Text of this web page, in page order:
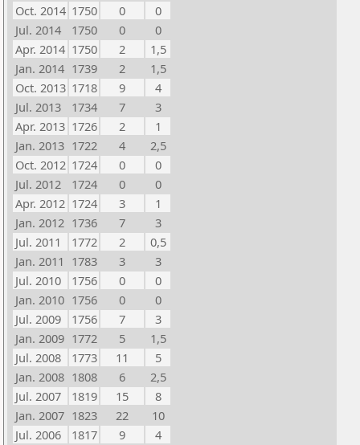
Oct. 2014 1750 0
0
Jul. 2014
1750 0
0
Apr. 2014 1750 2
1,5
Jan. 2014 1739 2
1,5
Oct. 2013 1718 9
4
Jul. 2013
1734 7
3
Apr. 2013 1726 2
1
Jan. 2013 1722 4
2,5
Oct. 2012 1724 0
0
Jul. 2012
1724 0
0
Apr. 2012 1724 3
1
Jan. 2012 1736 7
3
Jul. 2011
1772 2
0,5
Jan. 2011 1783 3
3
Jul. 2010
1756 0
0
Jan. 2010 1756 0
0
Jul. 2009
1756 7
3
Jan. 2009 1772 5
1,5
Jul. 2008
1773 11
5
Jan. 2008 1808 6
2,5
Jul. 2007
1819 15
8
Jan. 2007 1823 22
10
Jul. 2006
1817 9
4